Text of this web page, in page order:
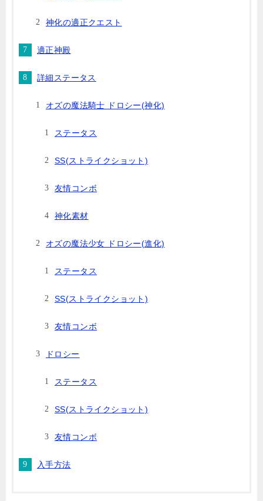
神化の適正クエスト
適正神殿
詳細ステータス
オズの魔法騎士 ドロシー(神化)
ステータス
SS(ストライクショット)
友情コンボ
神化素材
オズの魔法少女 ドロシー(進化)
ステータス
SS(ストライクショット)
友情コンボ
ドロシー
ステータス
SS(ストライクショット)
友情コンボ
入手方法